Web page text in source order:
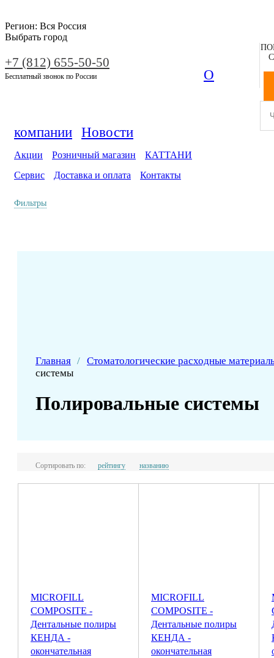
Регион: Вся Россия
Выбрать город
+7 (812) 655-50-50
Бесплатный звонок по России О
компании Новости
Акции Розничный магазин
КАТТАНИ
Сервис
Доставка и оплата Контакты
Фильтры
Главная / Стоматологические расходные
системы
Полировальные системы
Сортировать по: рейтингу названию
MICROFILL
COMPOSITE -
Дентальные полиры
КЕНДА -
окончательная
MICROFILL
COMPOSITE -
Дентальные полиры
КЕНДА -
окончательная